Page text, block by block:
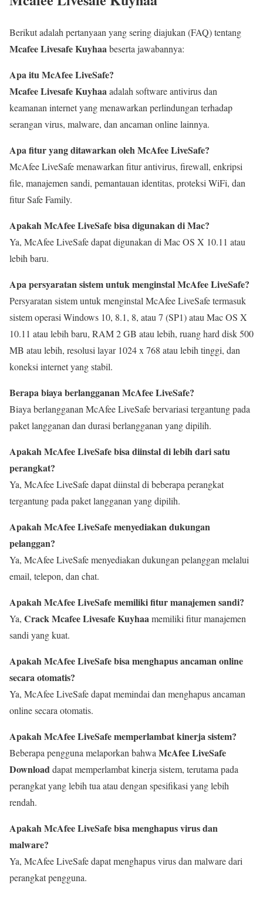
Berikut adalah pertanyaan yang sering diajukan (FAQ) tentang
Mcafee Livesafe Kuyhaabeserta jawabannya:
Apa itu McAfee LiveSafe?
Mcafee Livesafe Kuyhaaadalah software antivirus dan
keamanan internet yang menawarkan perlindungan terhadap
serangan virus, malware, dan ancaman online lainnya.
Apa fitur yang ditawarkan oleh McAfee LiveSafe?
McAfee LiveSafe menawarkan fitur antivirus, firewall, enkripsi
file, manajemen sandi, pemantauan identitas, proteksi WiFi, dan
fitur Safe Family.
Apakah McAfee LiveSafe bisa digunakan di Mac?
Ya, McAfee LiveSafe dapat digunakan di Mac OS X 10.11 atau
lebih baru.
Apa persyaratan sistem untuk menginstal McAfee LiveSafe?
Persyaratan sistem untuk menginstal McAfee LiveSafe termasuk
sistem operasi Windows 10, 8.1, 8, atau 7 (SP1) atau Mac OS X
10.11 atau lebih baru, RAM 2 GB atau lebih, ruang hard disk 500
MB atau lebih, resolusi layar 1024 x 768 atau lebih tinggi, dan
koneksi internet yang stabil.
Berapa biaya berlangganan McAfee LiveSafe?
Biaya berlangganan McAfee LiveSafe bervariasi tergantung pada
paket langganan dan durasi berlangganan yang dipilih.
Apakah McAfee LiveSafe bisa diinstal di lebih dari satu
perangkat?
Ya, McAfee LiveSafe dapat diinstal di beberapa perangkat
tergantung pada paket langganan yang dipilih.
Apakah McAfee LiveSafe menyediakan dukungan
pelanggan?
Ya, McAfee LiveSafe menyediakan dukungan pelanggan melalui
email, telepon, dan chat.
Apakah McAfee LiveSafe memiliki fitur manajemen sandi?
Ya, Crack Mcafee Livesafe Kuyhaamemiliki fitur manajemen
sandi yang kuat.
Apakah McAfee LiveSafe bisa menghapus ancaman online
secara otomatis?
Ya, McAfee LiveSafe dapat memindai dan menghapus ancaman
online secara otomatis.
Apakah McAfee LiveSafe memperlambat kinerja sistem?
Beberapa pengguna melaporkan bahwa McAfee LiveSafe
Downloaddapat memperlambat kinerja sistem, terutama pada
perangkat yang lebih tua atau dengan spesifikasi yang lebih
rendah.
Apakah McAfee LiveSafe bisa menghapus virus dan
malware?
Ya, McAfee LiveSafe dapat menghapus virus dan malware dari
perangkat pengguna.